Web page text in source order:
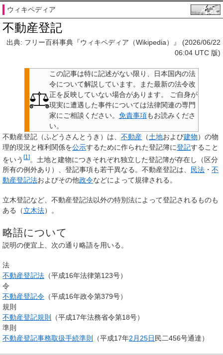
ウィキペディア
不動産登記
出典: フリー百科事典『ウィキペディア（Wikipedia）』 (2026/06/22
06:04 UTC 版)
この記事は特に記述がない限り、日本国内の法
令について解説しています。また最新の法令改
正を反映していない場合があります。
ご自身が
現実に遭遇した事件については法律関連の専門
家にご相談ください。 免責事項もお読みくださ
い。
不動産登記 （ふどうさんとうき）は、 不動産 （土地および建物）の物
理的現況と権利関係を公示するために作られた登記簿に登記すること
をいう [1 ]。土地と建物につきそれぞれ独立した登記簿が存在し（区分
所有の例外あり）、登記事項も若干異なる。不動産登記は、 民法 ・ 不
動産登記法およびその他政令などによって規律される。
立木登記など、不動産登記法以外の特別法によって登記されるものも
ある（立木法）。
略語について
説明の便宜上、次の通り略語を用いる。
法
不動産登記法 （平成16年法律第123号）
令
不動産登記令 （平成16年政令第379号）
規則
不動産登記規則
（平成17年法務省令第18号）
準則
不動産登記事務取扱手続準則
（平成17年2月25日 民二456号通達）